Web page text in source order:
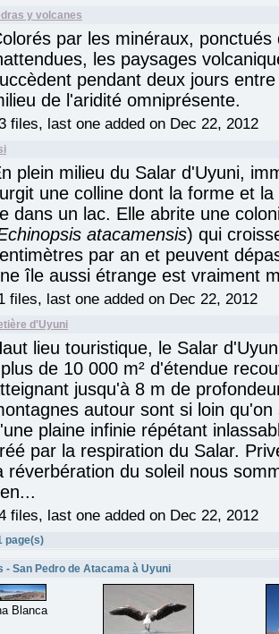
y volcanes
par les minéraux,
les paysages
pendant deux jours
de l'aridité omniprésente.
files, last one added on Dec 22, 2012
plein milieu du Salar d'Uyuni,
une colline dont la forme et
dans un lac. Elle abrite une
atacamensis) qui
par an et peuvent
île aussi étrange est vraiment
files, last one added on Dec 22, 2012
d'Uyuni
lieu touristique, le Salar
de 10 000 m² d'étendue
jusqu'à 8 m de
autour sont si loin
plaine infinie répétant
par la respiration du Salar.
réverbération du soleil nous
files, last one added on Dec 22, 2012
page(s)
- San Pedro de Atacama à Uyuni
Blanca